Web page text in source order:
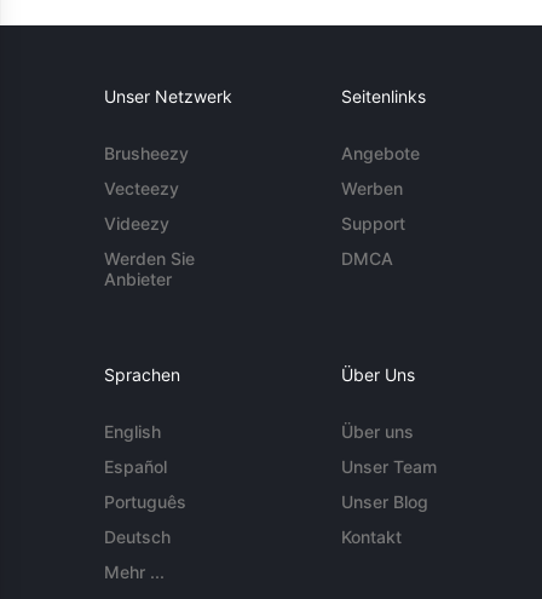
Unser Netzwerk
Brusheezy
Vecteezy
Videezy
Werden Sie
Anbieter
Seitenlinks
Angebote
Werben
Support
DMCA
Sprachen
English
Español
Português
Deutsch
Mehr ...
Über Uns
Über uns
Unser Team
Unser Blog
Kontakt